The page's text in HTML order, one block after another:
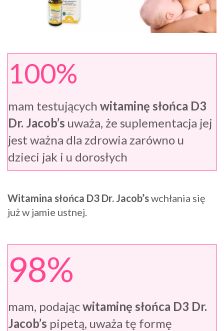
100%
mam testujących witaminę słońca D3
Dr. Jacob’s uważa, że suplementacja jej
jest ważna dla zdrowia zarówno u
dzieci jak i u dorosłych
Witamina słońca D3 Dr. Jacob’swchłania się
już w jamie ustnej.
98%
mam, podającwitaminę słońca D3 Dr.
Jacob’s pipetą, uważa tę formę